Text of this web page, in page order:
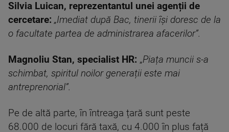
Silvia Luican, reprezentantul unei agenții de
cercetare: „Imediat după Bac, tinerii își doresc de la
o facultate partea de administrarea afacerilor”.
Magnoliu Stan, specialist HR: „Piața muncii s-a
schimbat, spiritul noilor generații este mai
antreprenorial”.
Pe de altă parte, în întreaga țară sunt peste
68.000 de locuri fără taxă, cu 4.000 în plus față